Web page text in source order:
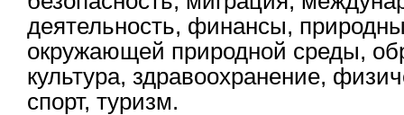
деятельность, финансы,
окружающей природной среды,
культура, здравоохранение,
спорт, туризм.